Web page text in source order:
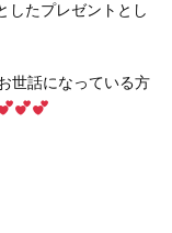
したプレゼントとし
世話になっている方